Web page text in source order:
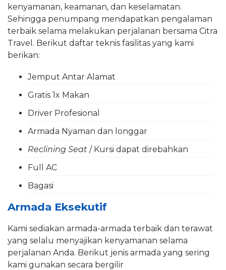
kenyamanan, keamanan, dan keselamatan.
Sehingga penumpang mendapatkan pengalaman
terbaik selama melakukan perjalanan bersama Citra
Travel. Berikut daftar teknis fasilitas yang kami
berikan:
Jemput Antar Alamat
Gratis 1x Makan
Driver Profesional
Armada Nyaman dan longgar
Reclining Seat / Kursi dapat direbahkan
Full AC
Bagasi
Armada Eksekutif
Kami sediakan armada-armada terbaik dan terawat
yang selalu menyajikan kenyamanan selama
perjalanan Anda. Berikut jenis armada yang sering
kami gunakan secara bergilir